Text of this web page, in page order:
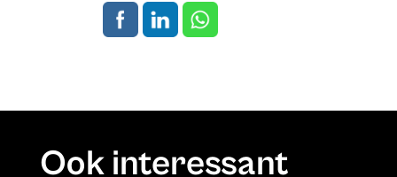
Ook interessant